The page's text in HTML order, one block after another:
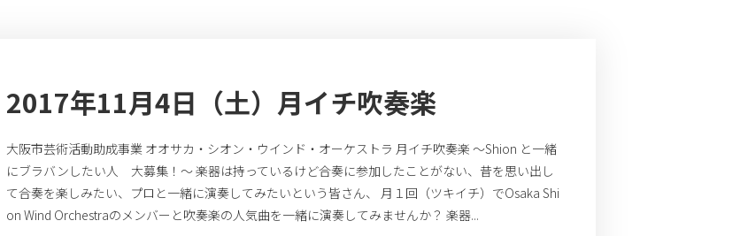
2017年11月4日（土）月イチ吹奏楽
大阪市芸術活動助成事業 オオサカ・シオン・ウインド・オーケストラ 月イチ吹奏楽 ～Shion と一緒
にブラバンしたい人 大募集！～ 楽器は持っているけど合奏に参加したことがない、昔を思い出し
て合奏を楽しみたい、プロと一緒に演奏してみたいという皆さん、 月１回（ツキイチ）でOsaka Shi
on Wind Orchestraのメンバーと吹奏楽の人気曲を一緒に演奏してみませんか？ 楽器...